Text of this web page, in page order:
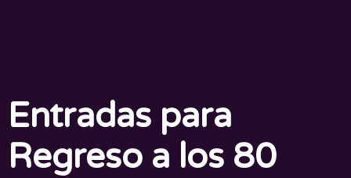
Entradas para
Regreso a los 80